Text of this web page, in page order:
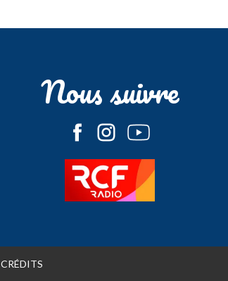
Nous suivre
CRÉDITS